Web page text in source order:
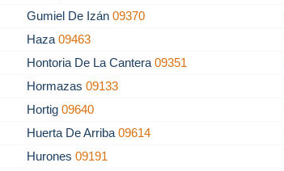
Gumiel De Izán09370
Haza09463
Hontoria De La Cantera09351
Hormazas09133
Hortig09640
Huerta De Arriba09614
Hurones09191